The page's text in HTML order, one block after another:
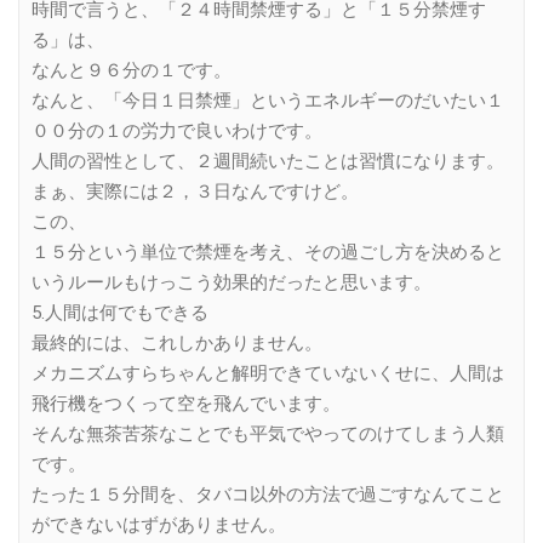
時間で言うと、「２４時間禁煙する」と「１５分禁煙す
る」は、
なんと９６分の１です。
なんと、「今日１日禁煙」というエネルギーのだいたい１
００分の１の労力で良いわけです。
人間の習性として、２週間続いたことは習慣になります。
まぁ、実際には２，３日なんですけど。
この、
１５分という単位で禁煙を考え、その過ごし方を決めると
いうルールもけっこう効果的だったと思います。
5.人間は何でもできる
最終的には、これしかありません。
メカニズムすらちゃんと解明できていないくせに、人間は
飛行機をつくって空を飛んでいます。
そんな無茶苦茶なことでも平気でやってのけてしまう人類
です。
たった１５分間を、タバコ以外の方法で過ごすなんてこと
ができないはずがありません。